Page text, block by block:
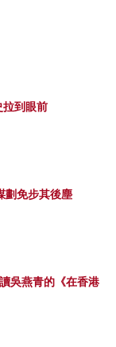
拉到眼前
劃免步其後塵
吳燕青的《在香港